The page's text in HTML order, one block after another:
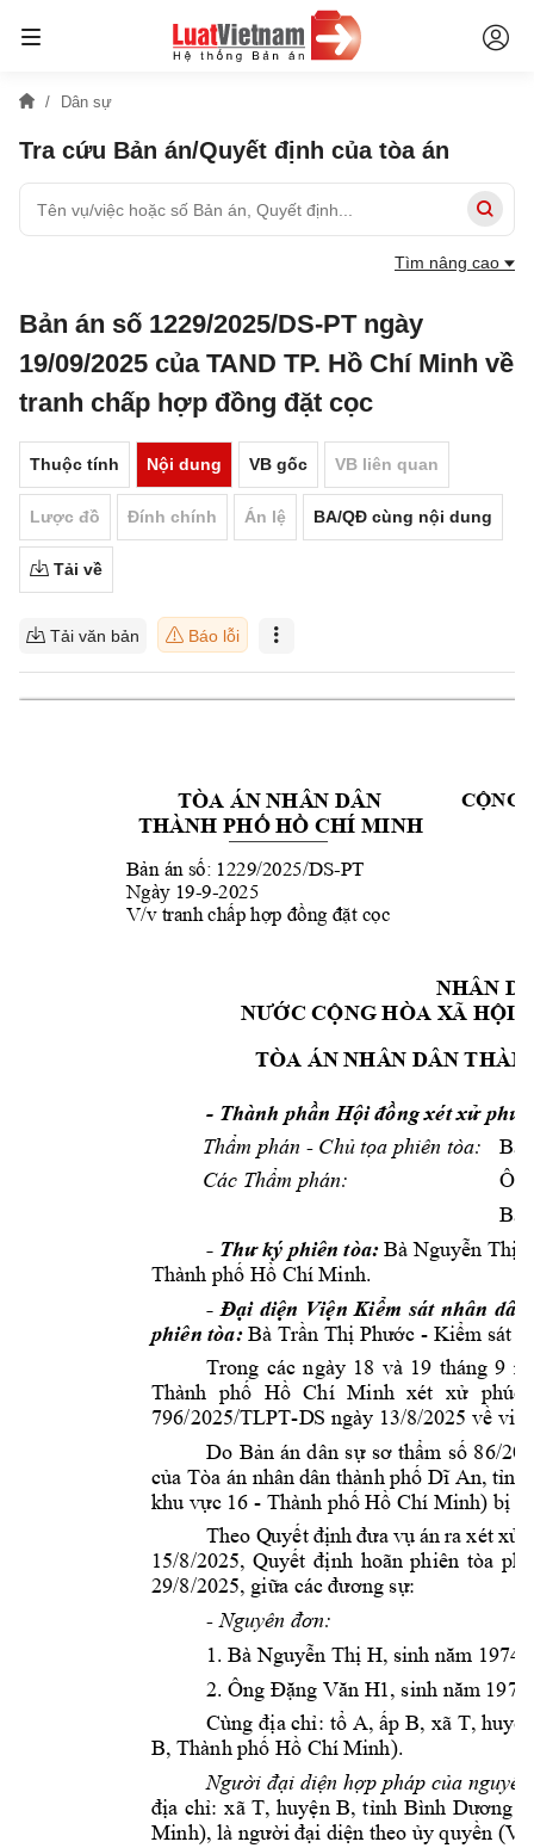
Dân sự
Tra cứu Bản án/Quyết định của tòa án
Tìm nâng cao
Bản án số 1229/2025/DS-PT ngày
19/09/2025 của TAND TP. Hồ Chí Minh về
tranh chấp hợp đồng đặt cọc
Thuộc tính Nội dung VB gốc VB liên quan
Lược đồ Đính chính Án lệ BA/QĐ cùng nội dung
Tải về
Tải văn bản Báo lỗi
TÒA ÁN NHÂN DÂN
THÀNH PHỐ HỒ CHÍ MINH
Bản án số: 1229/2025/DS-PT
Ngày 19-9-2025
V/v tranh chấp hợp đồng đặt cọc
CỘNG
NHÂN D
NƯỚC CỘNG HÒA XÃ HỘI
TÒA ÁN NHÂN DÂN
- Thành phần Hội đồng xét xử
Thẩm phán - Chủ tọa phiên tòa:
Các Thẩm phán:
Bà
Bà
- Thư ký phiên tòa: Bà Nguyễn Thị
Thành phố Hồ Chí Minh.
- Đi din Vin Kim st nhân dân
phiên tòa:Bà Trần Thị Phước - Kim sát v
Trong các ngày 18 và 19 tháng 9
Thành phố Hồ Chí Minh xét xử phúc
796/2025/TLPT-DS ngày 13/8/2025 về vi
Do Bản án dân sự sơ thẩm số 86/
của Tòa án nhân dân thành phố Dĩ An, tỉnh
khu vực 16 - Thành phố Hồ Chí Minh) bị
Theo Quyết định đưa vụ án ra xét xử
15/8/2025, Quyết định hoãn phiên tòa
29/8/2025, giữa các đương sự:
- Nguyên đơn:
1. Bà Nguyễn Thị H, sinh năm 1974;
2. Ông Đặng Văn H1, sinh năm 19
Cùng địa chỉ: tổ A, ấp B, xã T, huyệ
B, Thành phố Hồ Chí Minh).
Người đại diện hợp pháp của
địa chỉ: xã T, huyện B, tỉnh Bình Dương
Minh), là người đại diện theo ủy quyền